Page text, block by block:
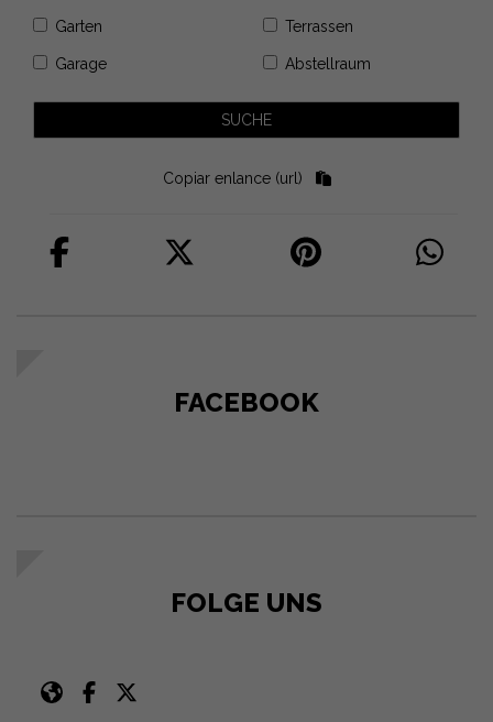
Garten Terrassen
Garage Abstellraum
Copiar enlance (url)
FACEBOOK
FOLGE UNS